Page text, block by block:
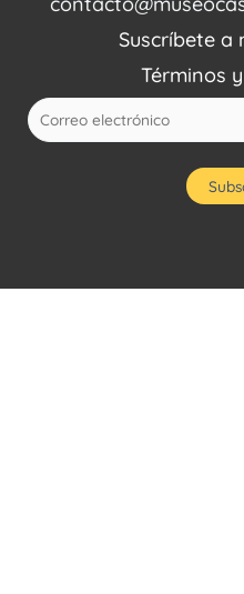
Suscríbete a
Términos